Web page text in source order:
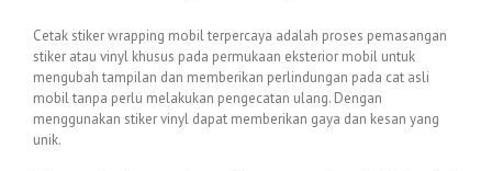
Cetak stiker wrapping mobil terpercaya adalah proses pemasangan
stiker atau vinyl khusus pada permukaan eksterior mobil untuk
mengubah tampilan dan memberikan perlindungan pada cat asli
mobil tanpa perlu melakukan pengecatan ulang. Dengan
menggunakan stiker vinyl dapat memberikan gaya dan kesan yang
unik.